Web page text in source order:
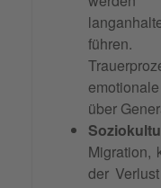
führen.
über
Migration,
der